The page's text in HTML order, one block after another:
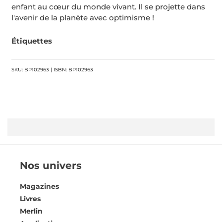
enfant au cœur du monde vivant. Il se projette dans
l'avenir de la planète avec optimisme !
Étiquettes
SKU: BP102963 | ISBN: BP102963
Nos univers
Magazines
Livres
Merlin